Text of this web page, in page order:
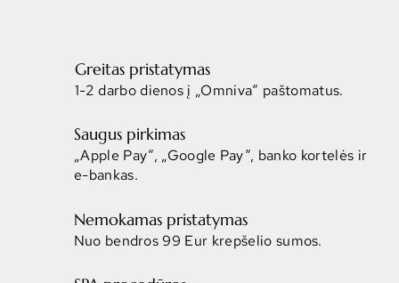
Greitas pristatymas
1-2 darbo dienos į „Omniva“ paštomatus.
Saugus pirkimas
„Apple Pay“, „Google Pay“, banko kortelės ir
e-bankas.
Nemokamas pristatymas
Nuo bendros 99 Eur krepšelio sumos.